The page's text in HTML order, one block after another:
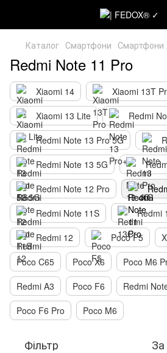
Каталог Смартфони Смартфони
Redmi Note 11 Pro
Xiaomi 14
Xiaomi 13T
Xiaomi 13 Lite
Redmi
Redmi Note 13 Pro 5G
Redmi Note 13 5G
Redmi Note 12 Pro
Redmi Note 11S
Redmi
Redmi 12
Poco F5
Poco C65
Poco X6 Poco M6
Redmi A3
Poco F6 Redmi
Poco F6 Pro
Poco M6
Фільтр